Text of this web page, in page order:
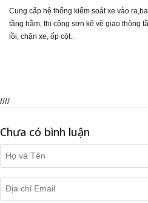
Cung cấp hệ thống kiểm soát xe vào
tầng hầm, thi công sơn kẽ vẽ giao thông
lồi, chặn xe, ốp cột..
////
Chưa có bình luận